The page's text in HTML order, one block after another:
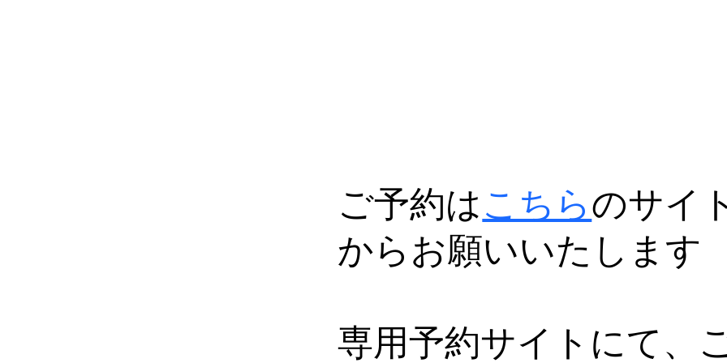
ご予約はこちらのサイ
からお願いいたします
専用予約サイトにて、